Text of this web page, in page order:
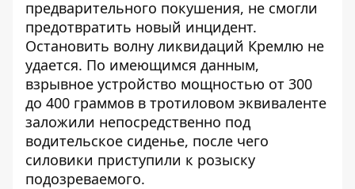
предварительного покушения, не смогли
предотвратить новый инцидент.
Остановить волну ликвидаций Кремлю не
удается. По имеющимся данным,
взрывное устройство мощностью от 300
до 400 граммов в тротиловом эквиваленте
заложили непосредственно под
водительское сиденье, после чего
силовики приступили к розыску
подозреваемого.